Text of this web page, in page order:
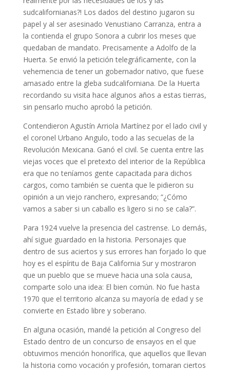
sudcalifornianas?! Los dados del destino jugaron su
papel y al ser asesinado Venustiano Carranza, entra a
la contienda el grupo Sonora a cubrir los meses que
quedaban de mandato. Precisamente a Adolfo de la
Huerta. Se envió la petición telegráficamente, con la
vehemencia de tener un gobernador nativo, que fuese
amasado entre la gleba sudcaliforniana. De la Huerta
recordando su visita hace algunos años a estas tierras,
sin pensarlo mucho aprobó la petición.
Contendieron Agustín Arriola Martínez por el lado civil y
el coronel Urbano Angulo, todo a las secuelas de la
Revolución Mexicana. Ganó el civil. Se cuenta entre las
viejas voces que el pretexto del interior de la República
era que no teníamos gente capacitada para dichos
cargos, como también se cuenta que le pidieron su
opinión a un viejo ranchero, expresando; “¿Cómo
vamos a saber si un caballo es ligero si no se cala?”.
Para 1924 vuelve la presencia del castrense. Lo demás,
ahí sigue guardado en la historia. Personajes que
dentro de sus aciertos y sus errores han forjado lo que
hoy es el espíritu de Baja California Sur y mostraron
que un pueblo que se mueve hacia una sola causa,
comparte solo una idea: El bien común. No fue hasta
1970 que el territorio alcanza su mayoría de edad y se
convierte en Estado libre y soberano.
En alguna ocasión, mandé la petición al Congreso del
Estado dentro de un concurso de ensayos en el que
obtuvimos mención honorífica, que aquellos que llevan
la historia como vocación y profesión, tomaran ciertos